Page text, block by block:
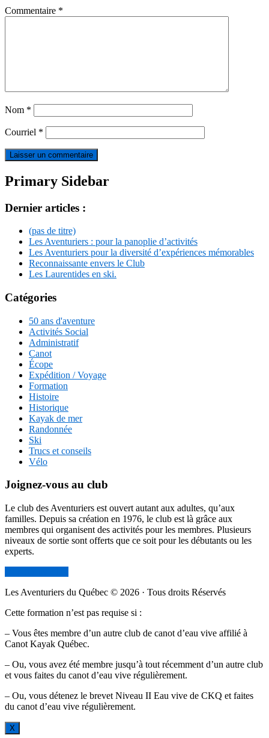
Commentaire *
Nom *
Courriel *
Primary Sidebar
Dernier articles :
(pas de titre)
Les Aventuriers : pour la panoplie d’activités
Les Aventuriers pour la diversité d’expériences mémorables
Reconnaissante envers le Club
Les Laurentides en ski.
Catégories
50 ans d'aventure
Activités Social
Administratif
Canot
Écope
Expédition / Voyage
Formation
Histoire
Historique
Kayak de mer
Randonnée
Ski
Trucs et conseils
Vélo
Joignez-vous au club
Le club des Aventuriers est ouvert autant aux adultes, qu’aux
familles. Depuis sa création en 1976, le club est là grâce aux
membres qui organisent des activités pour les membres. Plusieurs
niveaux de sortie sont offerts que ce soit pour les débutants ou les
experts.
Les Aventuriers du Québec © 2026 · Tous droits Réservés
Cette formation n’est pas requise si :
– Vous êtes membre d’un autre club de canot d’eau vive affilié à
Canot Kayak Québec.
– Ou, vous avez été membre jusqu’à tout récemment d’un autre club
et vous faites du canot d’eau vive régulièrement.
– Ou, vous détenez le brevet Niveau II Eau vive de CKQ et faites
du canot d’eau vive régulièrement.
X